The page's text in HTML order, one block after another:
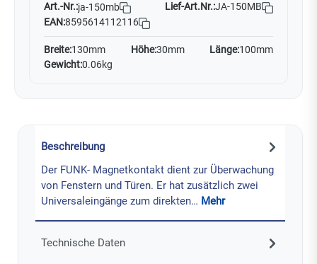
Art.-Nr.:ja-150mb Lief-Art.Nr.:JA-150MB
EAN:8595614112116
Breite:130mm Höhe:30mm Länge:100mm
Gewicht:0.06kg
Beschreibung
Der FUNK- Magnetkontakt dient zur Überwachung
von Fenstern und Türen. Er hat zusätzlich zwei
Universaleingänge zum direkten… Mehr
Technische Daten